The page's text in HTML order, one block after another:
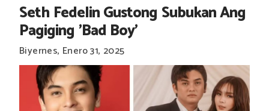
Seth Fedelin Gustong Subukan Ang
Pagiging 'Bad Boy'
Biyernes, Enero 31, 2025